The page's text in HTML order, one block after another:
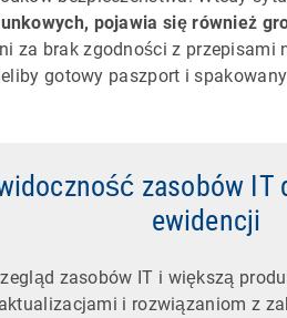
pojawia się również
za brak zgodności z przepisami
gotowy paszport i
zasobów
ewidencji
zasobów IT i większą
i rozwiązaniom z